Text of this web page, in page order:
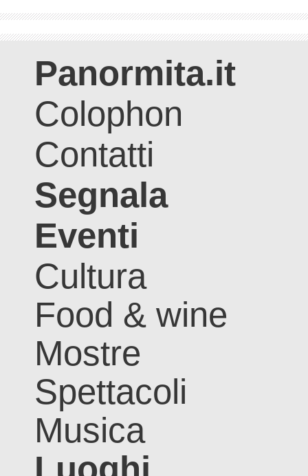
Panormita.it
Colophon
Contatti
Segnala
Eventi
Cultura
Food & wine
Mostre
Spettacoli
Musica